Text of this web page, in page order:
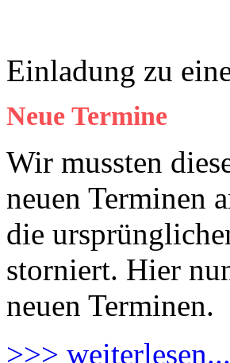
Einladung zu
Neue Termine
Wir mussten
neuen Terminen
die
storniert. Hier
neuen Terminen.
>>> weiterlesen...